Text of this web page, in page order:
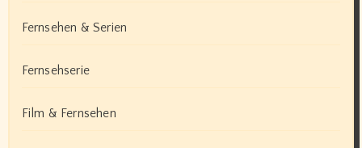
Fernsehen & Serien
Fernsehserie
Film & Fernsehen